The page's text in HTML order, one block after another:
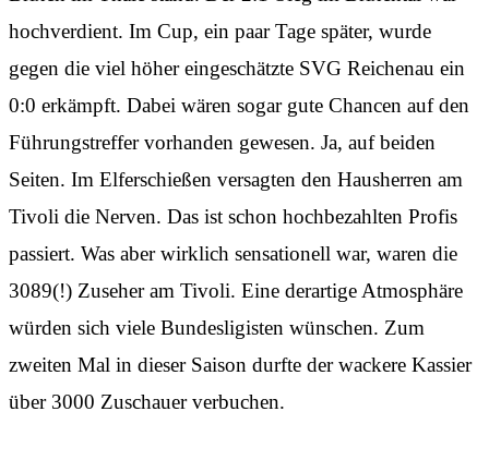
hochverdient. Im Cup, ein paar Tage später, wurde
gegen die viel höher eingeschätzte SVG Reichenau ein
0:0 erkämpft. Dabei wären sogar gute Chancen auf den
Führungstreffer vorhanden gewesen. Ja, auf beiden
Seiten. Im Elferschießen versagten den Hausherren am
Tivoli die Nerven. Das ist schon hochbezahlten Profis
passiert. Was aber wirklich sensationell war, waren die
3089(!) Zuseher am Tivoli. Eine derartige Atmosphäre
würden sich viele Bundesligisten wünschen. Zum
zweiten Mal in dieser Saison durfte der wackere Kassier
über 3000 Zuschauer verbuchen.